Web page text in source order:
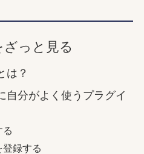
ざっと見る
は？
自分がよく使うプラグイ
る
登録する